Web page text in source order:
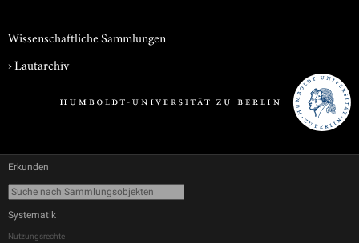
Wissenschaftliche Sammlungen
›Lautarchiv
Erkunden
Systematik
Nutzungsrechte